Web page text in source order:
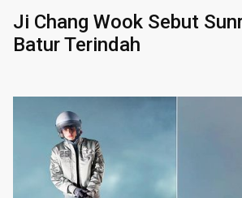
Ji Chang Wook Sebut
Batur Terindah